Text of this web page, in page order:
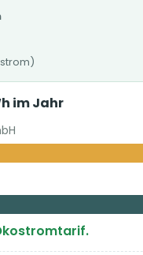
im Jahr